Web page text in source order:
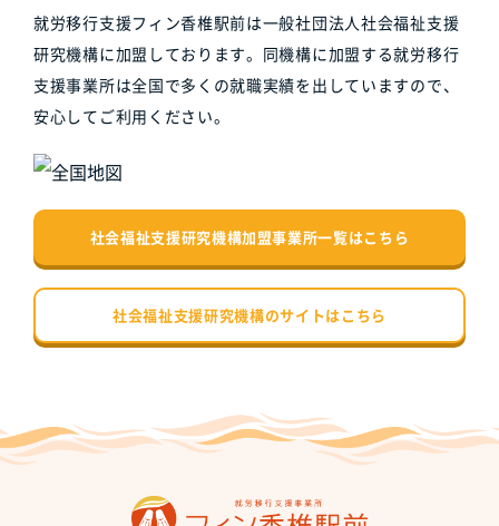
就労移行支援フィン香椎駅前は一般社団法人社会福祉支援
研究機構に加盟しております。同機構に加盟する就労移行
支援事業所は全国で多くの就職実績を出していますので、
安心してご利用ください。
社会福祉支援研究機構加盟事業所一覧はこちら
社会福祉支援研究機構のサイトはこちら